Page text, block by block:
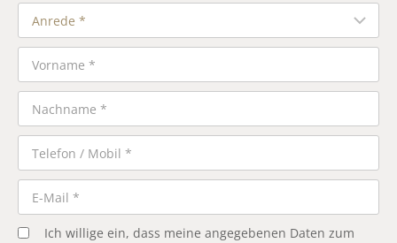
Ich willige ein, dass meine angegebenen Daten zum